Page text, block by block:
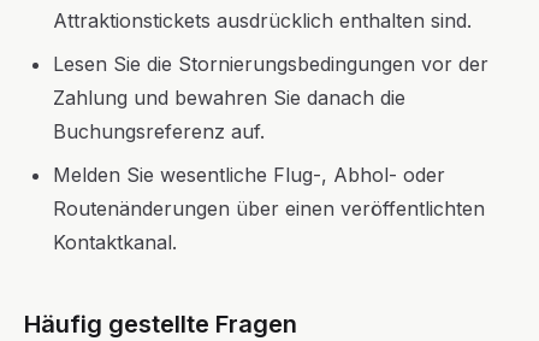
Attraktionstickets ausdrücklich enthalten sind.
Lesen Sie die Stornierungsbedingungen vor der
Zahlung und bewahren Sie danach die
Buchungsreferenz auf.
Melden Sie wesentliche Flug-, Abhol- oder
Routenänderungen über einen veröffentlichten
Kontaktkanal.
Häufig gestellte Fragen